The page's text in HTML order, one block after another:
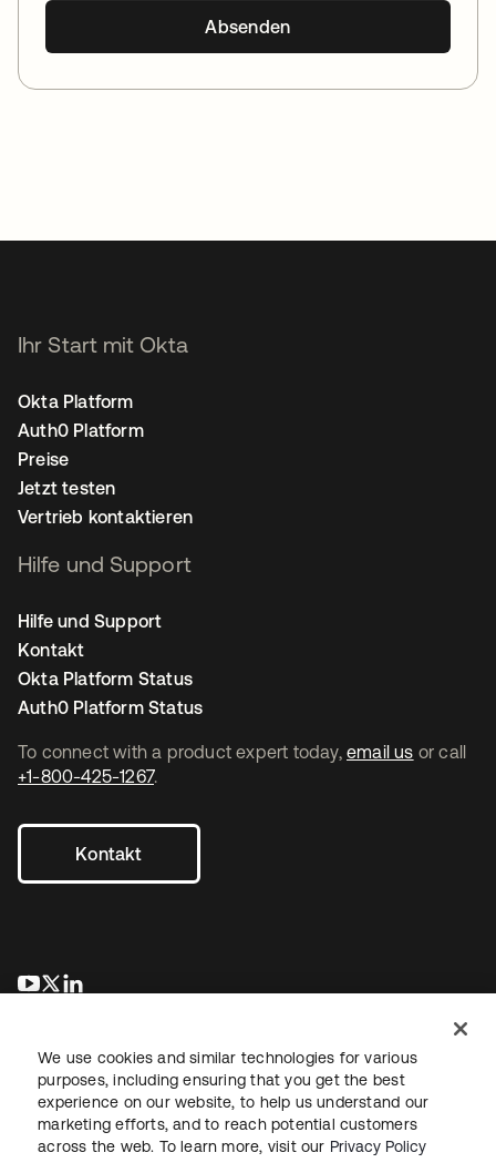
Absenden
To connect with a product expert today, email us or call
+1-800-425-1267.
Kontakt
wird in einer neuen Registerkarte geöffnet
wird in einer neuen Registerkarte geöffnet
Ihr Start mit Okta
Okta Platform
Auth0 Platform
Preise
Jetzt testen
Vertrieb kontaktieren
Hilfe und Support
Hilfe und Support
Kontakt
Okta Platform Status
Auth0 Platform Status
RechtDatenschutzrichtlinieNutzungsbedingungenSicherheit
We use cookies and similar technologies for various
purposes, including ensuring that you get the best
experience on our website, to help us understand our
marketing efforts, and to reach potential customers
across the web. To learn more, visit our Privacy Policy